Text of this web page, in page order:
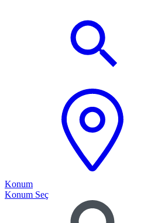
Konum
Konum Seç